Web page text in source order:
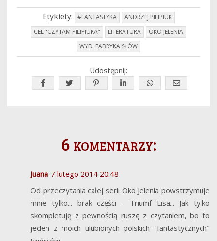
Etykiety: #FANTASTYKA
ANDRZEJ PILIPIUK
CEL "CZYTAM PILIPIUKA"
LITERATURA
OKO JELENIA
WYD. FABRYKA SŁÓW
Udostępnij:
6 komentarzy:
Juana 7 lutego 2014 20:48
Od przeczytania całej serii Oko Jelenia powstrzymuje
mnie tylko... brak części - Triumf Lisa... Jak tylko
skompletuję z pewnością ruszę z czytaniem, bo to
jeden z moich ulubionych polskich "fantastycznych"